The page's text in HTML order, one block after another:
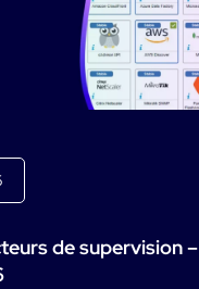
de supervision –